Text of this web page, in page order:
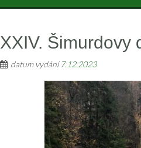
XXIV. Šimurdovy
datum vydání7.12.2023